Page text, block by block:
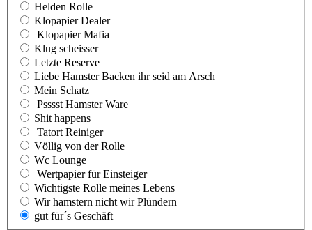
Helden Rolle
Klopapier Dealer
Klopapier Mafia
Klug scheisser
Letzte Reserve
Liebe Hamster Backen ihr seid am Arsch
Mein Schatz
Psssst Hamster Ware
Shit happens
Tatort Reiniger
Völlig von der Rolle
Wc Lounge
Wertpapier für Einsteiger
Wichtigste Rolle meines Lebens
Wir hamstern nicht wir Plündern
gut für´s Geschäft